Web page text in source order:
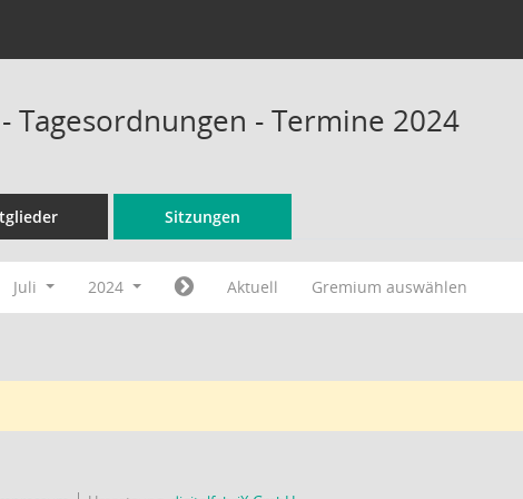
Tagesordnungen - Termine 2024
Sitzungen
Juli 2024 Aktuell Gremium auswählen